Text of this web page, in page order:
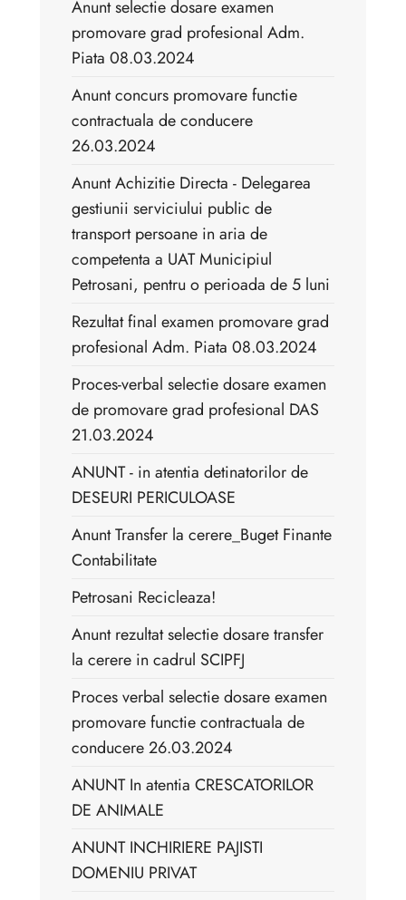
Anunt selectie dosare examen
promovare grad profesional Adm.
Piata 08.03.2024
Anunt concurs promovare functie
contractuala de conducere
26.03.2024
Anunt Achizitie Directa - Delegarea
gestiunii serviciului public de
transport persoane in aria de
competenta a UAT Municipiul
Petrosani, pentru o perioada de 5 luni
Rezultat final examen promovare grad
profesional Adm. Piata 08.03.2024
Proces-verbal selectie dosare examen
de promovare grad profesional DAS
21.03.2024
ANUNT - in atentia detinatorilor de
DESEURI PERICULOASE
Anunt Transfer la cerere_Buget Finante
Contabilitate
Petrosani Recicleaza!
Anunt rezultat selectie dosare transfer
la cerere in cadrul SCIPFJ
Proces verbal selectie dosare examen
promovare functie contractuala de
conducere 26.03.2024
ANUNT In atentia CRESCATORILOR
DE ANIMALE
ANUNT INCHIRIERE PAJISTI
DOMENIU PRIVAT